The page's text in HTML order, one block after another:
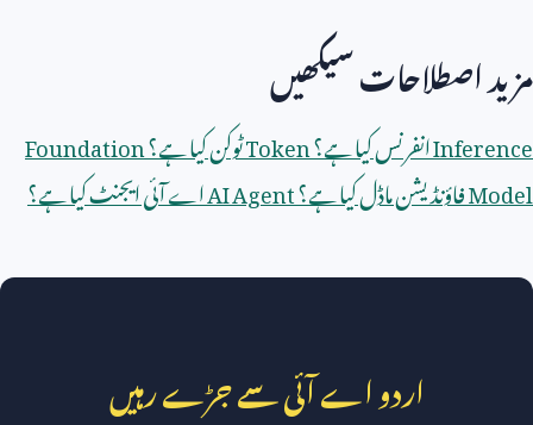
مزید اصطلاحات سیکھیں
Inferenceانفرنس کیا ہے؟Tokenٹوکن کیا ہے؟Foundation
Modelفاؤنڈیشن ماڈل کیا ہے؟AI Agentاے آئی ایجنٹ کیا ہے؟
اردو اے آئی سے جڑے رہیں